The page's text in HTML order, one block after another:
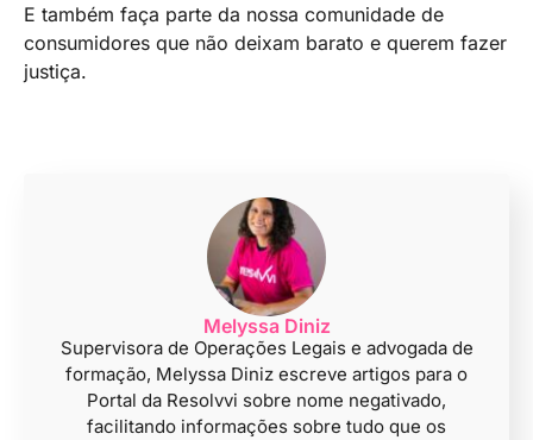
E também faça parte da nossa comunidade de
consumidores que não deixam barato e querem fazer
justiça.
Melyssa Diniz
Supervisora de Operações Legais e advogada de
formação, Melyssa Diniz escreve artigos para o
Portal da Resolvvi sobre nome negativado,
facilitando informações sobre tudo que os